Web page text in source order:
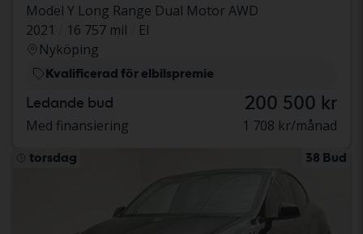
Model Y Long Range Dual Motor AWD
2021
16 757 mil
El
Nyköping
Kvalificerad för elbilspremie
Ledande bud 200 500 kr
Med finansiering 1 708 kr/månad
torsdag 38 Bud